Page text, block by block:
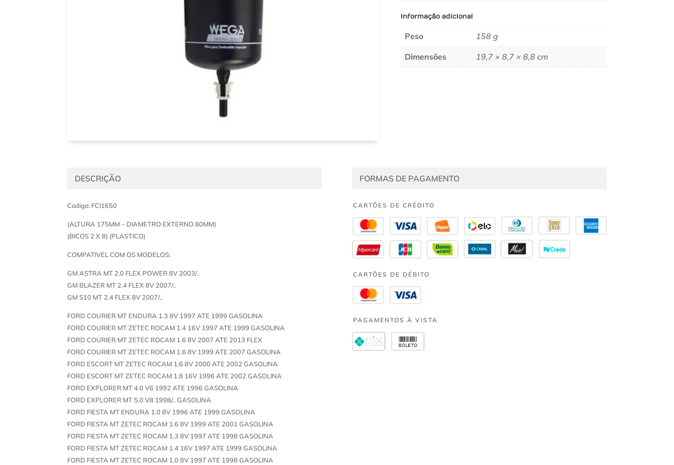
Informação adicional
Peso 158 g
Dimensões 19,7 × 8,7 × 8,8 cm
DESCRIÇÃO
Codigo: FCI1650
(ALTURA 175MM – DIAMETRO EXTERNO 80MM)
(BICOS 2 X 8) (PLASTICO)
COMPATIVEL COM OS MODELOS:
GM ASTRA MT 2.0 FLEX POWER 8V 2003/..
GM BLAZER MT 2.4 FLEX 8V 2007/..
GM S10 MT 2.4 FLEX 8V 2007/..
FORD COURIER MT ENDURA 1.3 8V 1997 ATE 1999 GASOLINA
FORD COURIER MT ZETEC ROCAM 1.4 16V 1997 ATE 1999 GASOLINA
FORD COURIER MT ZETEC ROCAM 1.6 8V 2007 ATE 2013 FLEX
FORD COURIER MT ZETEC ROCAM 1.6 8V 1999 ATE 2007 GASOLINA
FORD ESCORT MT ZETEC ROCAM 1.6 8V 2000 ATE 2002 GASOLINA
FORD ESCORT MT ZETEC ROCAM 1.8 16V 1996 ATE 2002 GASOLINA
FORD EXPLORER MT 4.0 V6 1992 ATE 1996 GASOLINA
FORD EXPLORER MT 5.0 V8 1998/.. GASOLINA
FORD FIESTA MT ENDURA 1.0 8V 1996 ATE 1999 GASOLINA
FORD FIESTA MT ZETEC ROCAM 1.6 8V 1999 ATE 2001 GASOLINA
FORD FIESTA MT ZETEC ROCAM 1.3 8V 1997 ATE 1998 GASOLINA
FORD FIESTA MT ZETEC ROCAM 1.4 16V 1997 ATE 1999 GASOLINA
FORD FIESTA MT ZETEC ROCAM 1.0 8V 1997 ATE 1998 GASOLINA
FORMAS DE PAGAMENTO
CARTÕES DE CRÉDITO
CARTÕES DE DÉBITO
PAGAMENTOS À VISTA